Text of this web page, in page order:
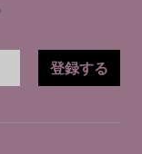
登録する